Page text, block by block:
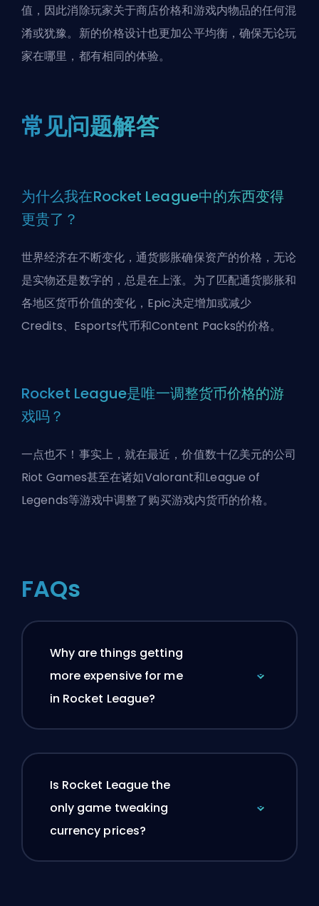
值，因此消除玩家关于商店价格和游戏内物品的任何混
淆或犹豫。新的价格设计也更加公平均衡，确保无论玩
家在哪里，都有相同的体验。
常见问题解答
为什么我在Rocket League中的东西变得
更贵了？
世界经济在不断变化，通货膨胀确保资产的价格，无论
是实物还是数字的，总是在上涨。为了匹配通货膨胀和
各地区货币价值的变化，Epic决定增加或减少
Credits、Esports代币和Content Packs的价格。
Rocket League是唯一调整货币价格的游
戏吗？
一点也不！事实上，就在最近，价值数十亿美元的公司
Riot Games甚至在诸如Valorant和League of
Legends等游戏中调整了购买游戏内货币的价格。
FAQs
Why are things getting
more expensive for me
in Rocket League?
Is Rocket League the
only game tweaking
currency prices?